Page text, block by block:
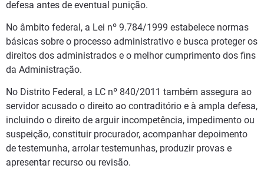
defesa antes de eventual punição.
No âmbito federal, a Lei nº 9.784/1999 estabelece normas
básicas sobre o processo administrativo e busca proteger os
direitos dos administrados e o melhor cumprimento dos fins
da Administração.
No Distrito Federal, a LC nº 840/2011 também assegura ao
servidor acusado o direito ao contraditório e à ampla defesa,
incluindo o direito de arguir incompetência, impedimento ou
suspeição, constituir procurador, acompanhar depoimento
de testemunha, arrolar testemunhas, produzir provas e
apresentar recurso ou revisão.